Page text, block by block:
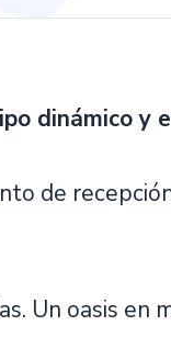
dinámico y
de
Un oasis en